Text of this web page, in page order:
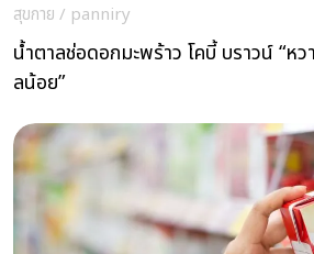
สุขกาย / panniry
น้ำตาลช่อดอกมะพร้าว โคบี้ บราวน์ “
ลน้อย”